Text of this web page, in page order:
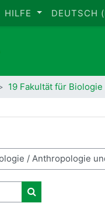
HILFE DEUTSCH
19 Fakultät für Biologie
Kurse suchen